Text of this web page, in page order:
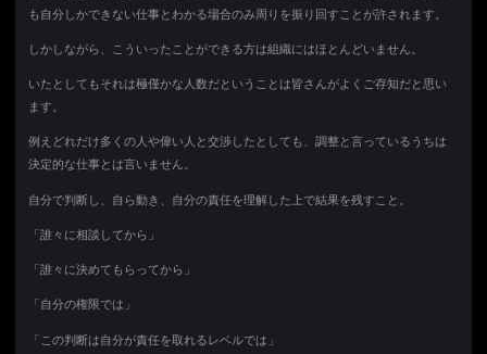
も自分しかできない仕事とわかる場合のみ周りを振り回すことが許されます。
しかしながら、こういったことができる方は組織にはほとんどいません。
いたとしてもそれは極僅かな人数だということは皆さんがよくご存知だと思い
ます。
例えどれだけ多くの人や偉い人と交渉したとしても、調整と言っているうちは
決定的な仕事とは言いません。
自分で判断し、自ら動き、自分の責任を理解した上で結果を残すこと。
「誰々に相談してから」
「誰々に決めてもらってから」
「自分の権限では」
「この判断は自分が責任を取れるレベルでは」